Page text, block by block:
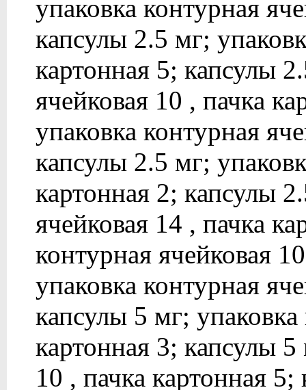
упаковка контурная
капсулы 2.5 мг;
картонная 5; капсулы
ячейковая 10 , пачка
упаковка контурная
капсулы 2.5 мг;
картонная 2; капсулы
ячейковая 14 , пачка
контурная ячейковая
упаковка контурная
капсулы 5 мг;
картонная 3; капсулы
10 , пачка картонная